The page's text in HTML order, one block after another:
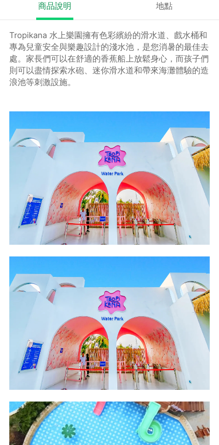
商品說明 地點
Tropikana 水上樂園擁有色彩繽紛的滑水道、戲水桶和
專為兒童安全與樂趣設計的淺水池，是您消暑的最佳去
處。家長們可以在舒適的香蕉船上放鬆身心，而孩子們
則可以盡情探索水砲、迷你滑水道和帶來海灘體驗的造
浪池等刺激設施。